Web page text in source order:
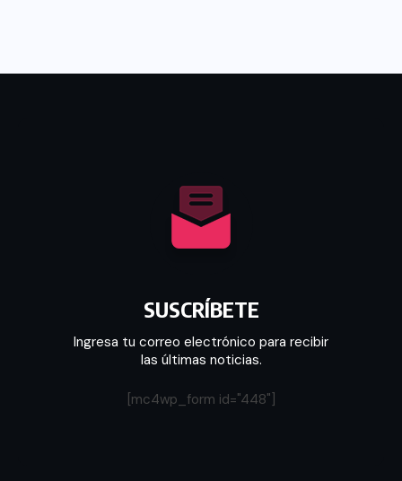
SUSCRÍBETE
Ingresa tu correo electrónico para recibir
las últimas noticias.
[mc4wp_form id="448"]